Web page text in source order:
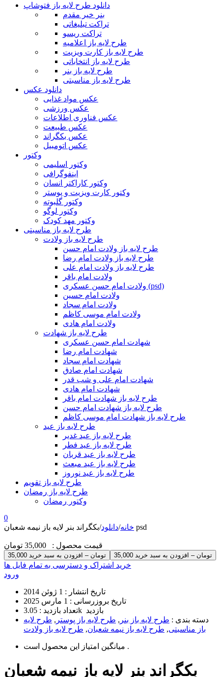
دانلود طرح لایه باز فتوشاپ
بنر خیر مقدم
تراکت تبلیغاتی
تراکت ریسو
طرح لایه باز اعلامیه
طرح لایه باز کارت ویزیت
طرح لایه باز انتخاباتی
طرح لایه باز بنر
طرح لایه باز مناسبتی
دانلود عکس
عکس مواد غذایی
عکس ورزشی
عکس فناوری اطلاعات
عکس طبیعت
عکس بکگراند
عکس اتومبیل
وکتور
وکتور اسلیمی
اینفوگرافی
وکتور کاراکتر انسان
وکتور کارت ویزیت و پوستر
وکتور گلبوته
وکتور لوگو
وکتور مهد کودک
طرح لایه باز مناسبتی
طرح لایه باز ولادت
طرح لایه باز ولادت امام حسن
طرح لایه باز ولادت امام رضا
طرح لایه باز ولادت امام علی
ولادت امام باقر
ولادت امام حسن عسکری (psd)
ولادت امام حسین
ولادت امام سجاد
ولادت امام موسی کاظم
ولادت امام هادی
طرح لایه باز شهادت
شهادت امام حسن عسکری
شهادت امام رضا
شهادت امام سجاد
شهادت امام صادق
شهادت امام علی و شب قدر
شهادت امام هادی
طرح لایه باز شهادت امام باقر
طرح لایه باز شهادت امام حسن
طرح لایه باز شهادت امام موسی کاظم
طرح لایه باز عید
طرح لایه باز عید غدیر
طرح لایه باز عید فطر
طرح لایه باز عید قربان
طرح لایه باز عید مبعث
طرح لایه باز عید نوروز
طرح لایه باز تقویم
طرح لایه باز رمضان
وکتور رمضان
0
خانه/دانلود/ بکگراند بنر لایه باز نیمه شعبان psd
قیمت محصول : 35,000 تومان
35,000 تومان – افزودن به سبد خرید
خرید اشتراک و دسترسی به تمام فایل ها
ورود
تاریخ انتشار : 1 ژوئن 2014
تاریخ بروزرسانی : 1 مارس 2025
تعداد بازدید :
3.05k بازدید
دسته بندی : طرح لایه باز بنر , طرح لایه باز پوستر , طرح لایه
باز مناسبتی, طرح لایه باز نیمه شعبان, طرح لایه باز ولادت
میانگین امتیاز این محصول است .
بکگراند بنر لایه باز نیمه شعبان